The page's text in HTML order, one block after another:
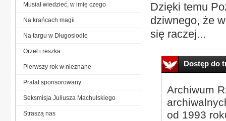
Dzięki temu
dziwnego, że
się raczej...
Dostęp do
Archiwum
od 1993
Musiał wiedzieć, w imię czego
Na krańcach magii
Na targu w Długosiodle
Orzeł i reszka
Pierwszy rok w nieznane
Prałat sponsorowany
Seksmisja Juliusza Machulskiego
Straszą nas